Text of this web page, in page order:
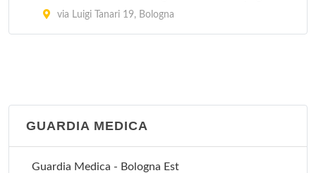
via Luigi Tanari 19, Bologna
GUARDIA MEDICA
Guardia Medica - Bologna Est